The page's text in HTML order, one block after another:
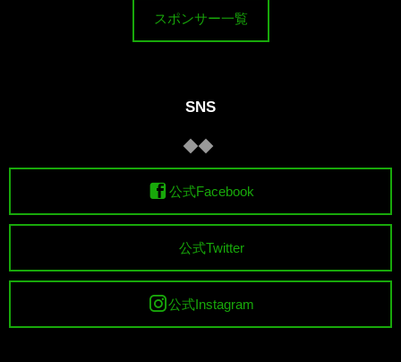
スポンサー一覧
SNS
公式Facebook
公式Twitter
公式Instagram